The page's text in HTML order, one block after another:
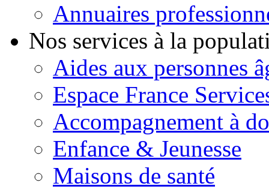
Annuaires
Nos services à la
Aides aux personnes
Espace France
Accompagnement à
Enfance & Jeunesse
Maisons de santé